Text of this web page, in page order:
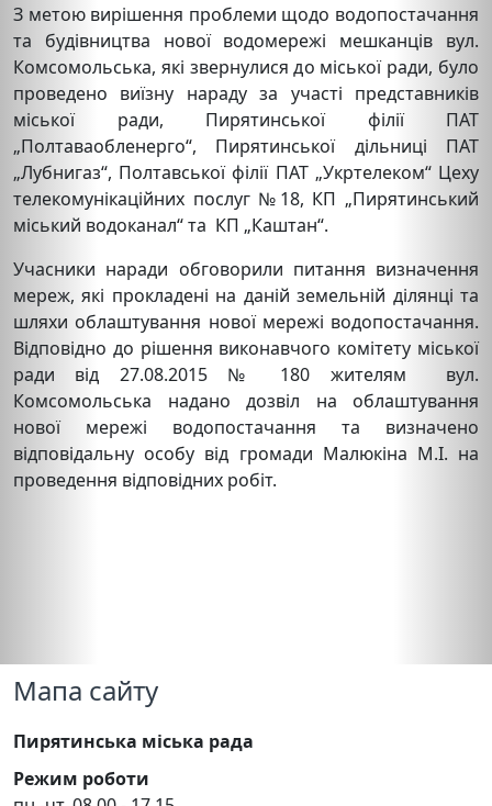
З метою вирішення проблеми щодо водопостачання
та будівництва нової водомережі мешканців вул.
Комсомольська, які звернулися до міської ради, було
проведено виїзну нараду за участі представників
міської ради, Пирятинської філії ПАТ
„Полтаваобленерго“, Пирятинської дільниці ПАТ
„Лубнигаз“, Полтавської філії ПАТ „Укртелеком“ Цеху
телекомунікаційних послуг №18, КП „Пирятинський
міський водоканал“ та КП „Каштан“.
Учасники наради обговорили питання визначення
мереж, які прокладені на даній земельній ділянці та
шляхи облаштування нової мережі водопостачання.
Відповідно до рішення виконавчого комітету міської
ради від 27.08.2015 № 180 жителям вул.
Комсомольська надано дозвіл на облаштування
нової мережі водопостачання та визначено
відповідальну особу від громади Малюкіна М.І. на
проведення відповідних робіт.
Мапа сайту
Пирятинська міська рада
Режим роботи